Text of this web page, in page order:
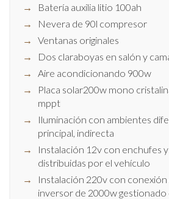
Batería auxilia litio 100ah
Nevera de 90l compresor
Ventanas originales
Dos claraboyas en salón y
Aire acondicionando 900w
Placa solar200w mono
mppt
Iluminación con ambientes
principal, indirecta
Instalación 12v con enchufes
distribuidas por el vehículo
Instalación 220v con
inversor de 2000w